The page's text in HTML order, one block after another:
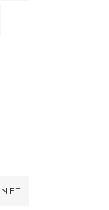
NFT